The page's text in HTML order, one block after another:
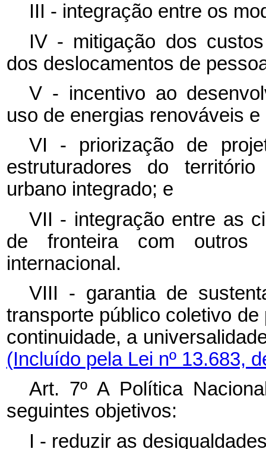
III - integração entre os
IV - mitigação dos
dos deslocamentos de
V - incentivo ao
uso de energias renováveis
VI - priorização de
estruturadores do
urbano integrado; e
VII - integração entre as
de fronteira com
internacional.
VIII - garantia de
transporte público coletivo
continuidade, a
(Incluído pela Lei nº 13.683,
Art. 7º A Política
seguintes objetivos:
I - reduzir as